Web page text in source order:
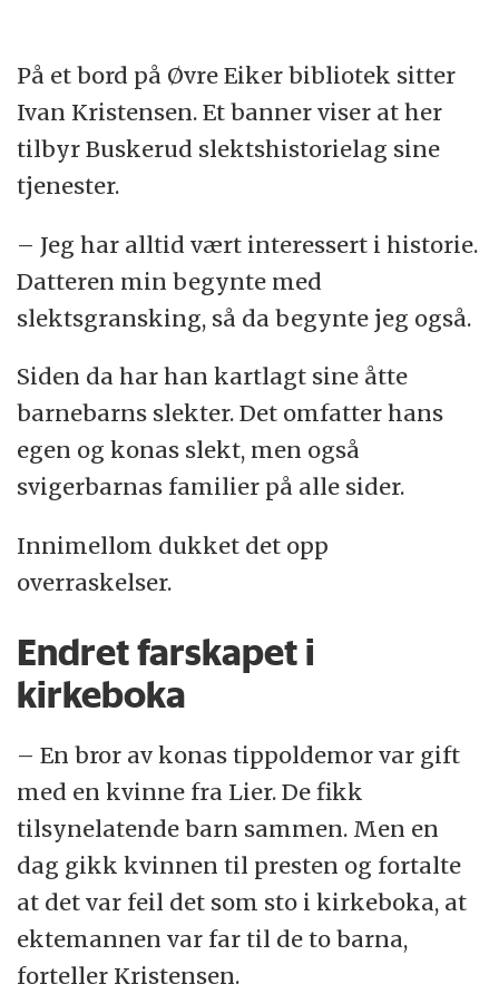
På et bord på Øvre Eiker bibliotek sitter
Ivan Kristensen. Et banner viser at her
tilbyr Buskerud slektshistorielag sine
tjenester.
– Jeg har alltid vært interessert i historie.
Datteren min begynte med
slektsgransking, så da begynte jeg også.
Siden da har han kartlagt sine åtte
barnebarns slekter. Det omfatter hans
egen og konas slekt, men også
svigerbarnas familier på alle sider.
Innimellom dukket det opp
overraskelser.
Endret farskapet i
kirkeboka
– En bror av konas tippoldemor var gift
med en kvinne fra Lier. De fikk
tilsynelatende barn sammen. Men en
dag gikk kvinnen til presten og fortalte
at det var feil det som sto i kirkeboka, at
ektemannen var far til de to barna,
forteller Kristensen.